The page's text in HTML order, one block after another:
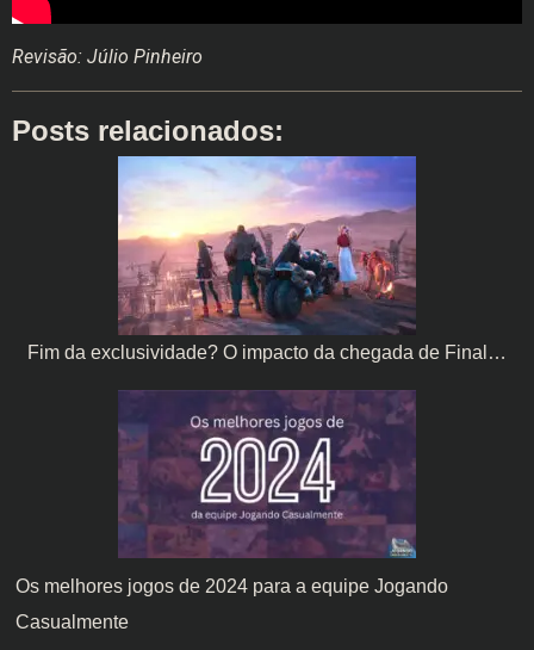
Revisão: Júlio Pinheiro
Posts relacionados:
Fim da exclusividade? O impacto da chegada de Final…
Os melhores jogos de 2024 para a equipe Jogando
Casualmente